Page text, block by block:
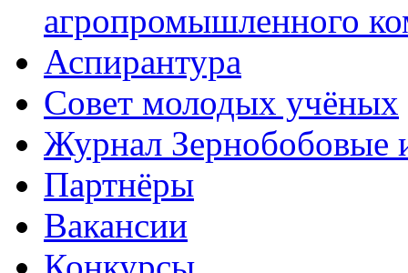
агропромышленного
Аспирантура
Совет молодых учёных
Журнал Зернобобовые
Партнёры
Вакансии